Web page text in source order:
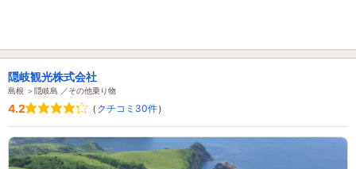
隠岐観光株式会社
島根 ＞隠岐島 ／その他乗り物
4.2 （ クチコミ30件）